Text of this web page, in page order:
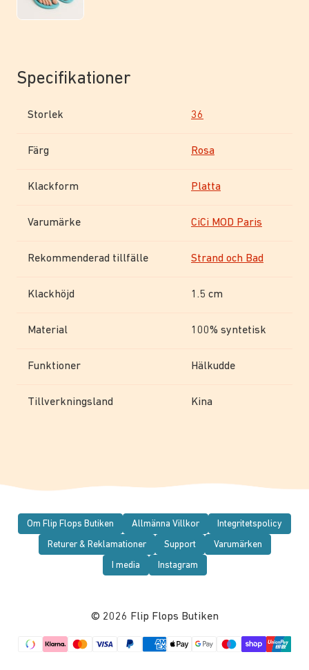
Specifikationer
Storlek 36
Färg Rosa
Klackform Platta
Varumärke CiCi MOD Paris
Rekommenderad tillfälle Strand och Bad
Klackhöjd 1.5 cm
Material 100% syntetisk
Funktioner Hälkudde
Tillverkningsland Kina
Om Flip Flops Butiken Allmänna Villkor
Integritetspolicy
Returer & Reklamationer
Support
Varumärken
I media
Instagram
© 2026 Flip Flops Butiken